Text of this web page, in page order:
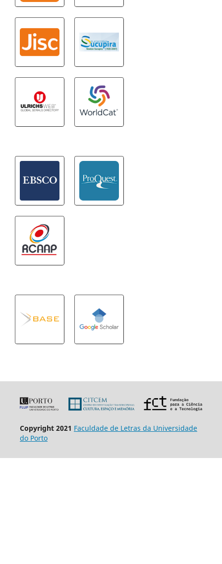
Copyright 2021 Faculdade de Letras da Universidade
do Porto